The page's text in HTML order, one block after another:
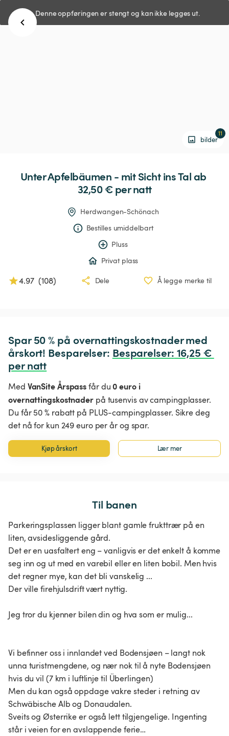
Denne oppføringen er stengt og kan ikke legges ut.
bilder
11
UnterApfelbäumen - mitSichtinsTal ab
32,50 € per natt
Herdwangen-Schönach
Bestilles umiddelbart
Pluss
Privat plass
4.97 (108) Dele Å legge merke til
Spar 50 % på overnattingskostnader med
årskort! Besparelser: Besparelser: 16,25 €
per natt
Med VanSite Årspassfår du0 euro i
overnattingskostnaderpå tusenvis av campingplasser.
Du får 50 % rabatt på PLUS-campingplasser. Sikre deg
det nå for kun 249 euro per år og spar.
Kjøp årskort Lær mer
Til banen
Parkeringsplassen ligger blant gamle frukttrær på en
liten, avsidesliggende gård.
Det er en uasfaltert eng – vanligvis er det enkelt å komme
seg inn og ut med en varebil eller en liten bobil. Men hvis
det regner mye, kan det bli vanskelig ...
Der ville firehjulsdrift vært nyttig.
Jeg tror du kjenner bilen din og hva som er mulig...
Vi befinner oss i innlandet ved Bodensjøen – langt nok
unna turistmengdene, og nær nok til å nyte Bodensjøen
hvis du vil (7 km i luftlinje til Überlingen)
Men du kan også oppdage vakre steder i retning av
Schwäbische Alb og Donaudalen.
Sveits og Østerrike er også lett tilgjengelige. Ingenting
står i veien for en avslappende ferie…